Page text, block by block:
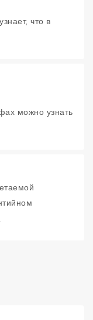
что в
можно узнать